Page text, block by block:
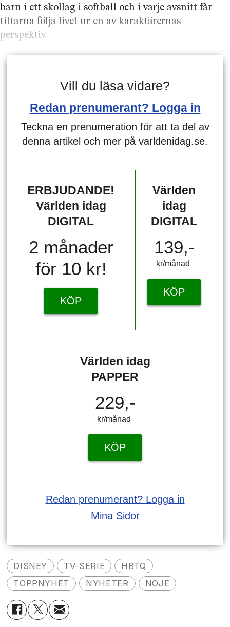
barn i ett skollag i softball och i varje avsnitt får
tittarna följa livet ur en av karaktärernas
perspektiv.
Vill du läsa vidare?
Redan prenumerant? Logga in
Teckna en prenumeration för att ta del av
denna artikel och mer på varldenidag.se.
ERBJUDANDE!
Världen idag
DIGITAL
2 månader
för 10 kr!
KÖP
Världen
idag
DIGITAL
139,-
kr/månad ​​​​​​
KÖP
Världen idag
PAPPER
229,-
kr/månad ​​​​​​
KÖP
Redan prenumerant? Logga in
Mina Sidor
DISNEY TV-SERIE
HBTQ
TOPPNYHET
NYHETER NÖJE